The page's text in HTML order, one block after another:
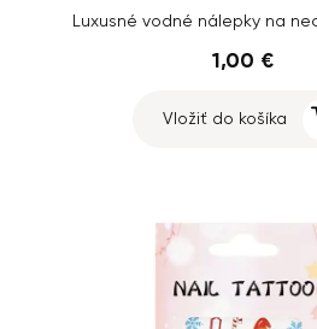
1,00 €
Vložiť do košíka